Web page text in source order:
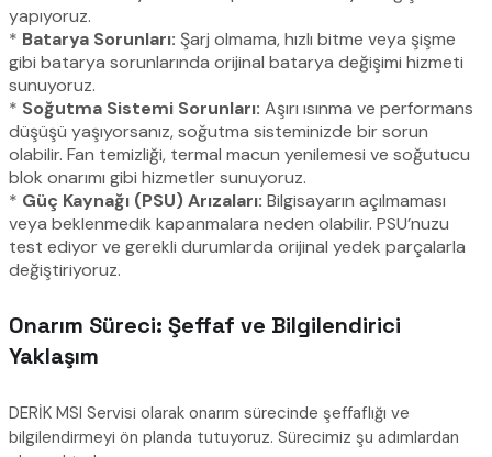
yapıyoruz.
* Batarya Sorunları: Şarj olmama, hızlı bitme veya şişme
gibi batarya sorunlarında orijinal batarya değişimi hizmeti
sunuyoruz.
* Soğutma Sistemi Sorunları: Aşırı ısınma ve performans
düşüşü yaşıyorsanız, soğutma sisteminizde bir sorun
olabilir. Fan temizliği, termal macun yenilemesi ve soğutucu
blok onarımı gibi hizmetler sunuyoruz.
* Güç Kaynağı (PSU) Arızaları: Bilgisayarın açılmaması
veya beklenmedik kapanmalara neden olabilir. PSU’nuzu
test ediyor ve gerekli durumlarda orijinal yedek parçalarla
değiştiriyoruz.
Onarım Süreci: Şeffaf ve Bilgilendirici
Yaklaşım
DERİK MSI Servisi olarak onarım sürecinde şeffaflığı ve
bilgilendirmeyi ön planda tutuyoruz. Sürecimiz şu adımlardan